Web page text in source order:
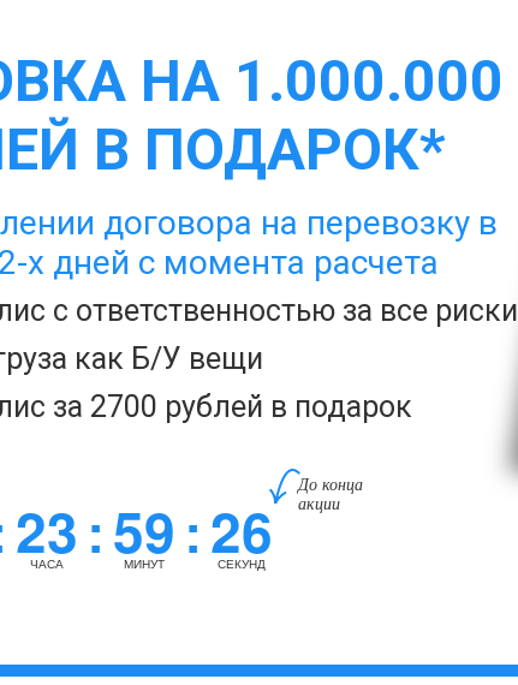
НА 1.000.000
В ПОДАРОК*
договора на перевозку в
х дней с момента расчета
с ответственностью за все риски
как Б/У вещи
за 2700 рублей в подарок
До конца
акции
23:
ЧАСА 59:
МИНУТ 25
СЕКУНД